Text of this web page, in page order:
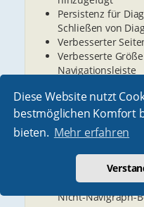
Diese Website nutzt
bestmöglichen Komfort
bieten. Mehr erfahren
Persistenz für
Schließen von
Verbesserter
Verbesserte
Navigationsleiste
Die Fehlerseite
Systemstatus
Fehlerstatus
Verbesserte
[2024] Problem
Kartenebenen
[2024] Problem
Nicht-Navigraph-